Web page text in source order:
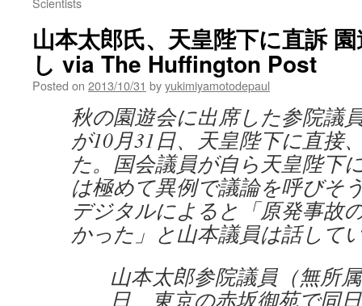
山本太郎氏、天皇陛下に直訴
し via The Huffington Post
Posted on 2013/10/31 byyukimiyamotodepaul
秋の園遊会に出席した参院議
が10月31日、天皇陛下に直接
た。国会議員が自ら天皇陛下
は極めて異例で議論を呼びそ
デジタルによると「原発事故
かった」と山本議員は話して
山本太郎参院議員（無所
日、東京の赤坂御苑で同